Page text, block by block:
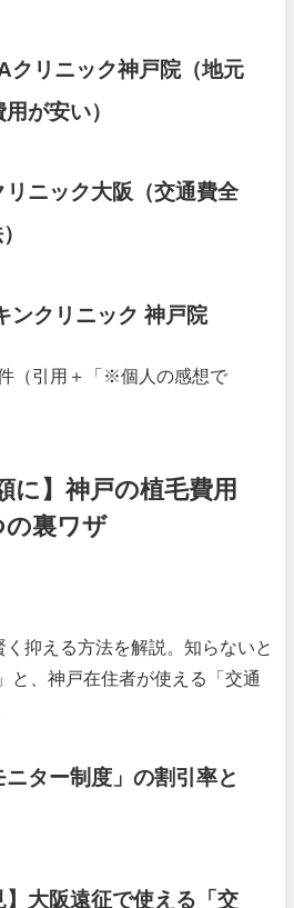
クリニック神戸院（地元
が安い）
リニック大阪（交通費全
ンクリニック 神戸院
（引用＋「※個人の感想で
に】神戸の植毛費用
の裏ワザ
抑える方法を解説。知らないと
と、神戸在住者が使える「交通
ター制度」の割引率と
】大阪遠征で使える「交